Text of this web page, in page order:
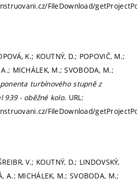
FileDownload/
K.; KOUTNÝ, D.; POPOVIČ, M.;
A.; MICHÁLEK, M.; SVOBODA, M.;
turbínového stupně z
939 - oběžné kolo. URL:
FileDownload/
V.; KOUTNÝ, D.; LINDOVSKÝ,
A.; MICHÁLEK, M.; SVOBODA, M.;